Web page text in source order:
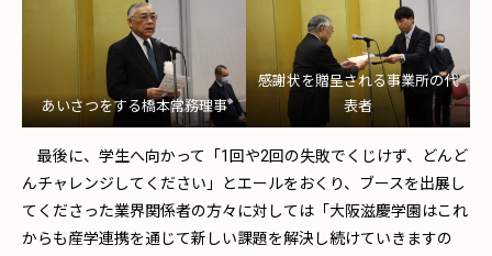
あいさつをする橋本常務理事
感謝状を贈呈される事業所の代
表者
最後に、学生へ向かって「1回や2回の失敗でくじけず、どんど
んチャレンジしてください」とエールをおくり、ブースを出展し
てくださった業界関係者の方々に対しては「大阪滋慶学園はこれ
からも産学連携を通じて新しい課題を解決し続けていきますの